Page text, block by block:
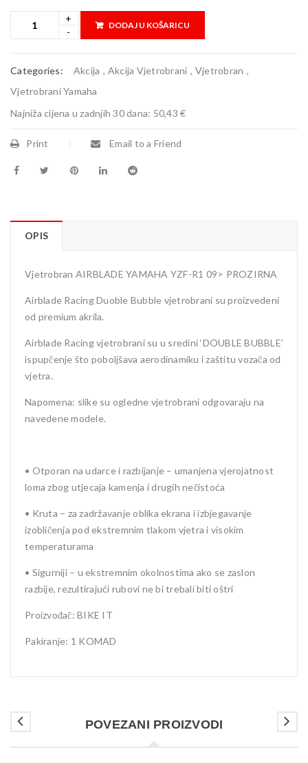
DODAJ U KOŠARICU
Categories: Akcija , Akcija Vjetrobrani , Vjetrobran ,
Vjetrobrani Yamaha
Najniža cijena u zadnjih 30 dana: 50,43 €
Print Email to a Friend
OPIS
Vjetrobran AIRBLADE YAMAHA YZF-R1 09> PROZIRNA
Airblade Racing Duoble Bubble vjetrobrani su proizvedeni
od premium akrila.
Airblade Racing vjetrobrani su u sredini ‘DOUBLE BUBBLE’
ispupčenje što poboljšava aerodinamiku i zaštitu vozača od
vjetra.
Napomena: slike su ogledne vjetrobrani odgovaraju na
navedene modele.
• Otporan na udarce i razbijanje – umanjena vjerojatnost
loma zbog utjecaja kamenja i drugih nečistoća
• Kruta – za zadržavanje oblika ekrana i izbjegavanje
izobličenja pod ekstremnim tlakom vjetra i visokim
temperaturama
• Sigurniji – u ekstremnim okolnostima ako se zaslon
razbije, rezultirajući rubovi ne bi trebali biti oštri
Proizvođač: BIKE IT
Pakiranje: 1 KOMAD
POVEZANI PROIZVODI